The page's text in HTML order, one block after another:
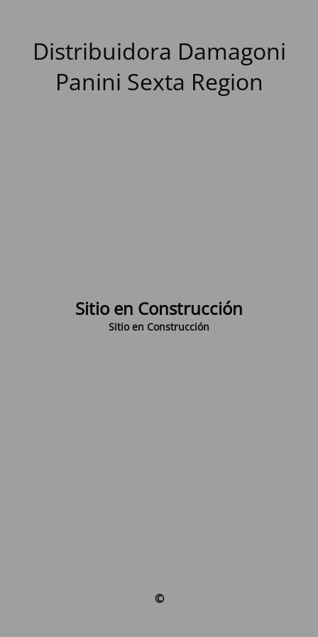
Distribuidora Damagoni
Panini Sexta Region
Sitio en Construcción
Sitio en Construcción
©